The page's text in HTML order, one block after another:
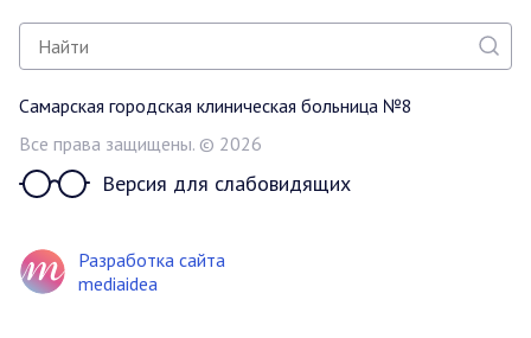
Самарская городская клиническая больница №8
Все права защищены. © 2026
Версия для слабовидящих
Разработка сайта
mediaidea